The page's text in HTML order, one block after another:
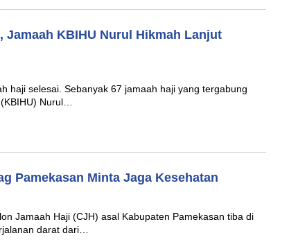
Jamaah KBIHU Nurul Hikmah Lanjut
haji selesai. Sebanyak 67 jamaah haji yang tergabung
Nurul…
Pamekasan Minta Jaga Kesehatan
Jamaah Haji (CJH) asal Kabupaten Pamekasan tiba di
darat dari…